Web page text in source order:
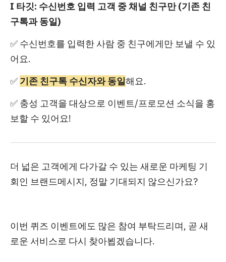
I 타깃: 수신번호 입력 고객 중 채널 친구만 (기존 친
구톡과 동일)
✅ 수신번호를 입력한 사람 중 친구에게만 보낼 수 있
어요.
✅ 기존 친구톡 수신자와 동일해요.
✅ 충성 고객을 대상으로 이벤트/프로모션 소식을 홍
보할 수 있어요!
더 넓은 고객에게 다가갈 수 있는 새로운 마케팅 기
회인 브랜드메시지, 정말 기대되지 않으신가요?
이번 퀴즈 이벤트에도 많은 참여 부탁드리며, 곧 새
로운 서비스로 다시 찾아뵙겠습니다.